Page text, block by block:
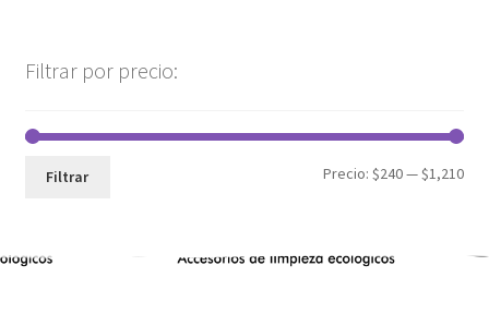
Filtrar por precio:
Filtrar Precio: $240— $1,210